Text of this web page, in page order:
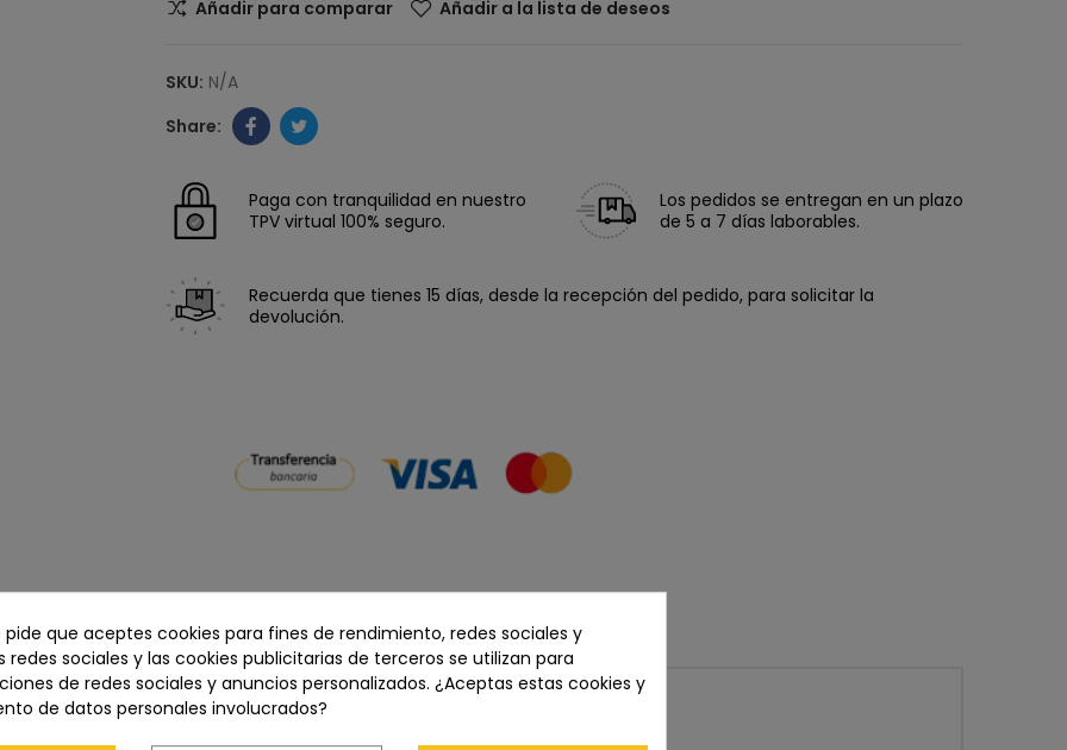
Añadir para comparar Añadir a la lista de deseos
SKU: N/A
Paga con tranquilidad en nuestro
TPV virtual 100% seguro.
Los pedidos se entregan en un plazo
de 5 a 7 días laborables.
Recuerda que tienes 15 días, desde la recepción del pedido, para solicitar la
devolución.
que aceptes cookies para fines de rendimiento, redes sociales y
redes sociales y las cookies publicitarias de terceros se utilizan para
de redes sociales y anuncios personalizados. ¿Aceptas estas cookies y
de datos personales involucrados?